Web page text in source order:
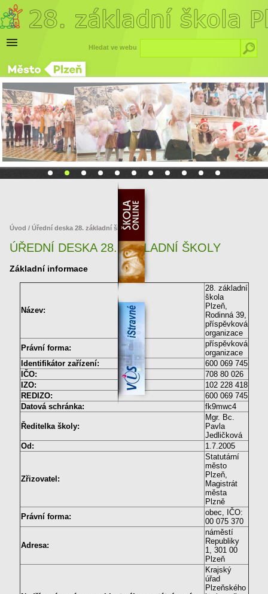
Hledat ve webu
Úvod / Úřední deska 28. základní školy
ÚŘEDNÍ DESKA 28. ZÁKLADNÍ ŠKOLY
Základní informace
Název:
28. základní
škola
Plzeň,
Rodinná 39,
příspěvková
organizace
Právní forma:
příspěvková
organizace
Identifikátor zařízení:
600 069 745
IČO:
708 80 026
IZO:
102 228 418
REDIZO:
600 069 745
Datová schránka:
fk9mwc4
Ředitelka školy:
Mgr. Bc.
Pavla
Jedličková
Od:
1.7.2005
Zřizovatel:
Statutární
město
Plzeň,
Magistrát
města
Plzně
Právní forma:
obec, IČO:
00 075 370
Adresa:
náměstí
Republiky
1, 301 00
Plzeň
Krajský
úřad
Plzeňského